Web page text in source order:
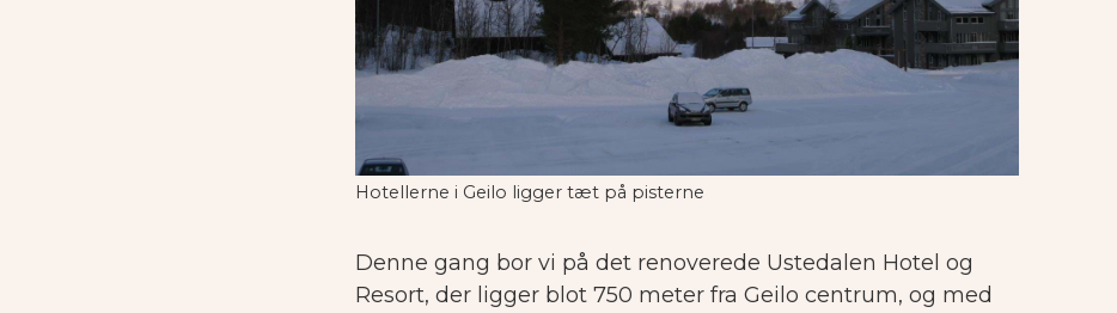
Hotellerne i Geilo ligger tæt på pisterne
Denne gang bor vi på det renoverede Ustedalen Hotel og
Resort, der ligger blot 750 meter fra Geilo centrum, og med